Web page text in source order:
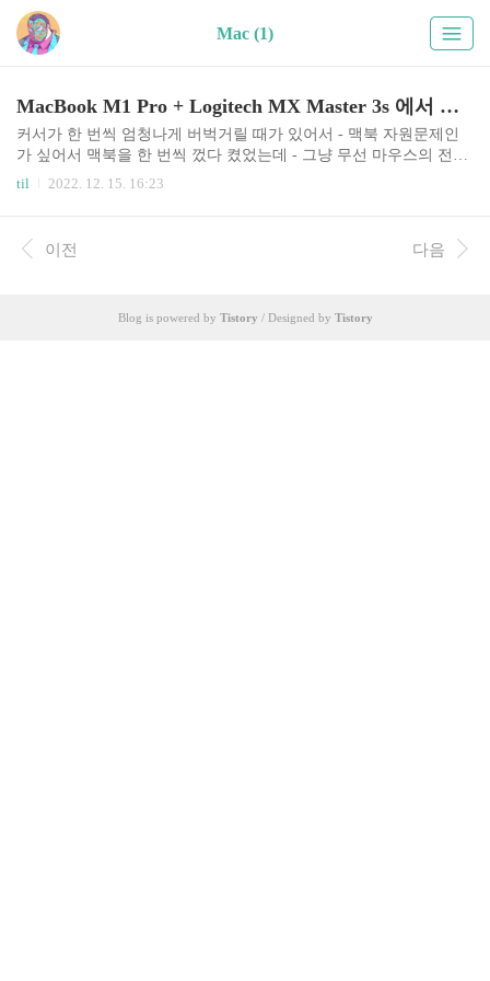
Mac (1)
MacBook M1 Pro + Logitech MX Master 3s 에서 마우스가 버벅인다면
커서가 한 번씩 엄청나게 버벅거릴 때가 있어서 - 맥북 자원문제인
가 싶어서 맥북을 한 번씩 껐다 켰었는데 - 그냥 무선 마우스의 전원
을 껐다 켜니 해결되었다.
til 2022. 12. 15. 16:23
이전 다음
Blog is powered by Tistory / Designed by Tistory